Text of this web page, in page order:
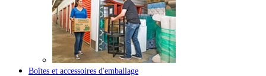
Boîtes et accessoires d'emballage